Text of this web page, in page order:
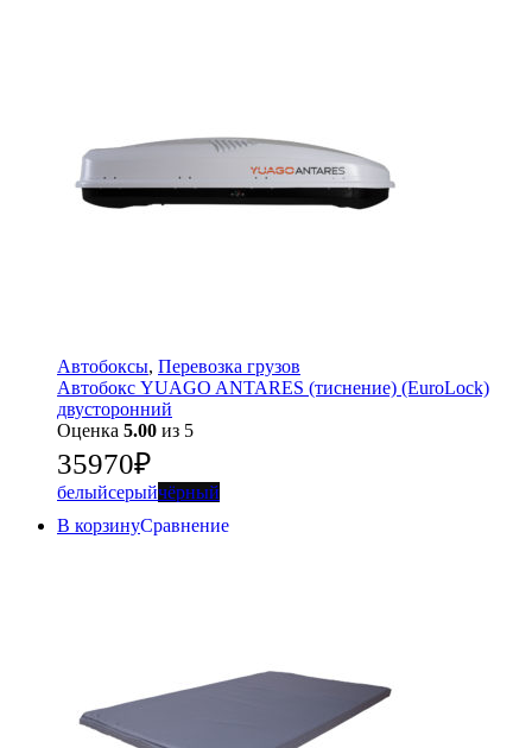
Автобоксы, Перевозка грузов
Автобокс YUAGO ANTARES (тиснение) (EuroLock)
двусторонний
Оценка 5.00 из 5
35970₽
белыйсерыйчёрный
В корзинуСравнение